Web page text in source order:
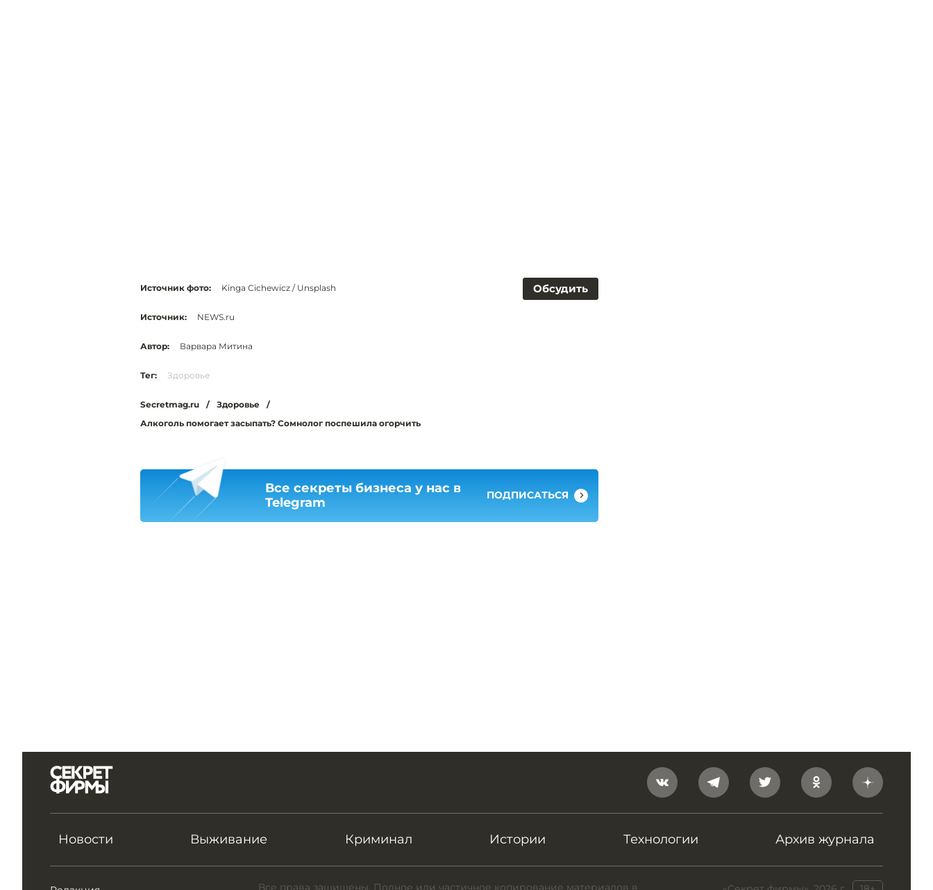
Обсудить
Источник фото: Kinga Cichewicz / Unsplash
Источник: NEWS.ru
Автор: Варвара Митина
Тег: Здоровье
Secretmag.ru / Здоровье
/
Алкоголь помогает засыпать? Сомнолог поспешила огорчить
Все секреты бизнеса у нас в
Telegram
ПОДПИСАТЬСЯ
Новости Выживание Криминал Истории Технологии Архив журнала
Все права защищены. Полное или частичное копирование материалов в